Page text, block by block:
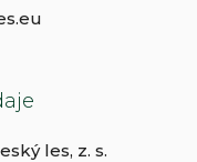
les, z. s.